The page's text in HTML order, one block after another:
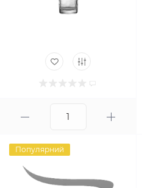
Популярний